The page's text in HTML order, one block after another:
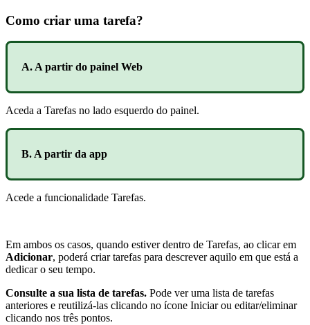
Como criar uma tarefa?
A. A partir do painel Web
Aceda a Tarefas no lado esquerdo do painel.
B. A partir da app
Acede a funcionalidade Tarefas.
Em ambos os casos, quando estiver dentro de Tarefas, ao clicar em
Adicionar, poderá criar tarefas para descrever aquilo em que está a
dedicar o seu tempo.
Consulte a sua lista de tarefas. Pode ver uma lista de tarefas
anteriores e reutilizá-las clicando no ícone Iniciar ou editar/eliminar
clicando nos três pontos.